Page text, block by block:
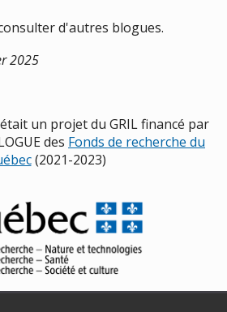
d'autres blogues.
2025
un projet du GRIL financé par
des Fonds de recherche du
(2021-2023)